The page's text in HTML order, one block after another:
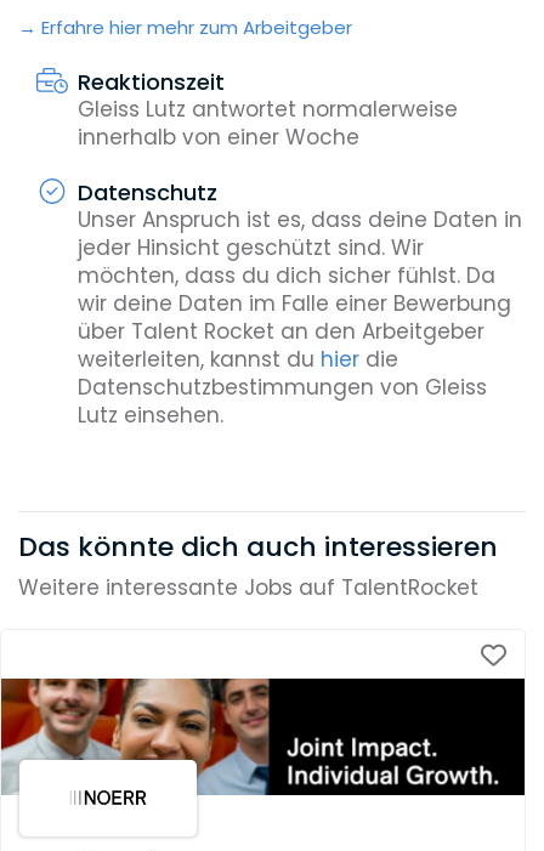
Erfahre hier mehr zum Arbeitgeber
Reaktionszeit
Gleiss Lutz antwortet normalerweise
innerhalb von einer Woche
Datenschutz
Unser Anspruch ist es, dass deine Daten in
jeder Hinsicht geschützt sind. Wir
möchten, dass du dich sicher fühlst. Da
wir deine Daten im Falle einer Bewerbung
über Talent Rocket an den Arbeitgeber
weiterleiten, kannst du hierdie
Datenschutzbestimmungen von Gleiss
Lutz einsehen.
Das könnte dich auch interessieren
Weitere interessante Jobs auf TalentRocket